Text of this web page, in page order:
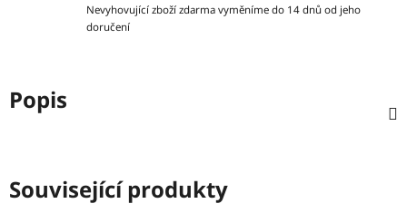
Nevyhovující zboží zdarma vyměníme do 14 dnů od jeho
doručení
Popis
Související produkty